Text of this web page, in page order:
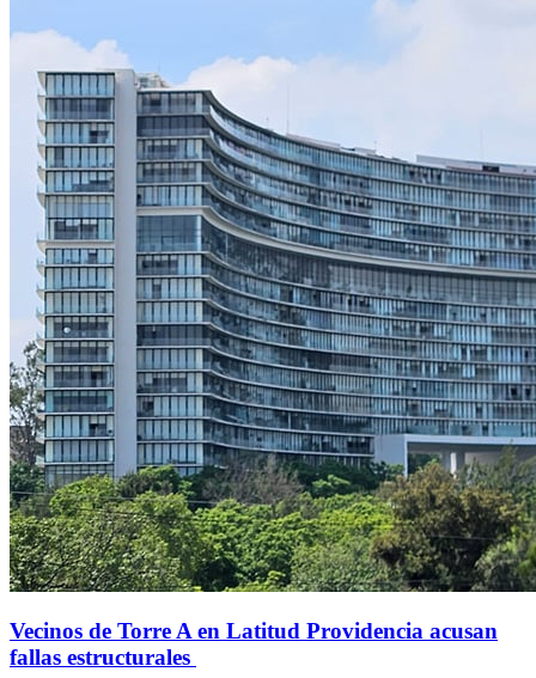
Vecinos de Torre A en Latitud Providencia acusan
fallas estructurales